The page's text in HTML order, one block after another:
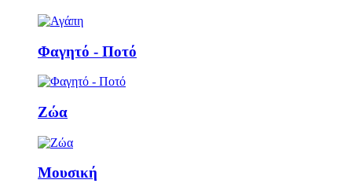
Φαγητό - Ποτό
Ζώα
Μουσική